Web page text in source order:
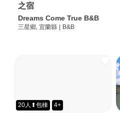
之宿
Dreams Come True B&B
三星鄉, 宜蘭縣 | B&B
20人⬆包棟 4+